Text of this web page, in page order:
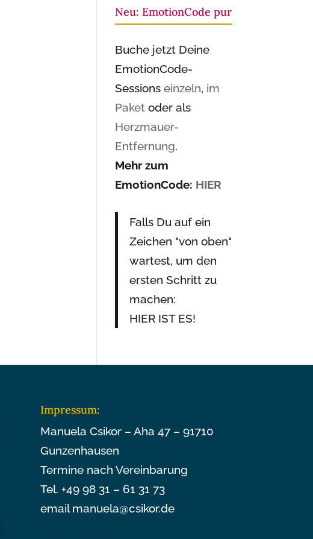
Neu: EmotionCode pur
Buche jetzt Deine
EmotionCode-
Sessionseinzeln, im
Paket oder als
Herzmauer-
Entfernung.
Mehr zum
EmotionCode: HIER
Falls Du auf ein
Zeichen "von oben"
wartest, um den
ersten Schritt zu
machen:
HIER IST ES!
Impressum:
Manuela Csikor – Aha 47 – 91710
Gunzenhausen
Termine nach Vereinbarung
Tel. +49 98 31 – 61 31 73
email manuela@csikor.de